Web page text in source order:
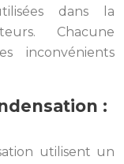
dans la
Chacune
inconvénients
:
utilisent un